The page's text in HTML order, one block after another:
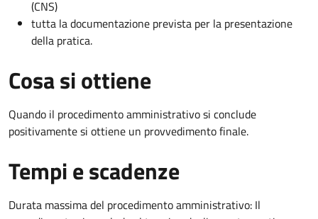
(CNS)
tutta la documentazione prevista per la presentazione
della pratica.
Cosa si ottiene
Quando il procedimento amministrativo si conclude
positivamente si ottiene un provvedimento finale.
Tempi e scadenze
Durata massima del procedimento amministrativo: Il